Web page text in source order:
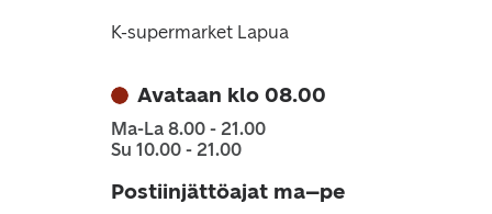
K-supermarket Lapua
Avataan klo 08.00
Ma-La 8.00 - 21.00
Su 10.00 - 21.00
Postiinjättöajat ma–pe